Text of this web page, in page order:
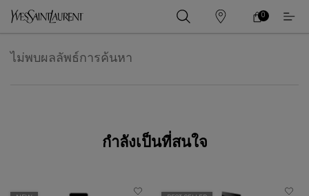
ร้าน
ค้า
ตะกร้า
0
0 PRODUCT IN
ไม่พบผลลัพธ์การค้นหา
กำลังเป็นที่สนใจ